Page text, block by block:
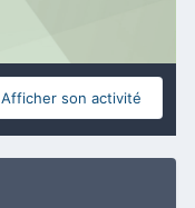
Afficher son activité